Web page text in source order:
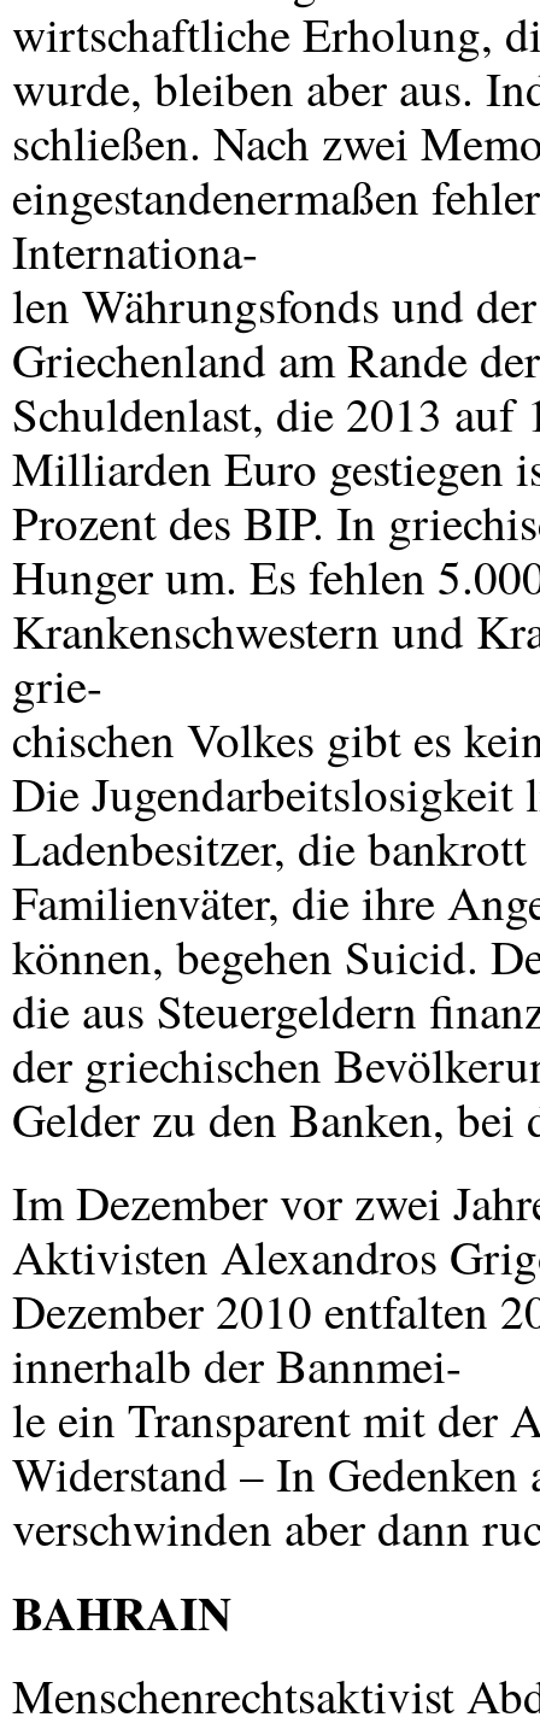
wirtschaftliche Erholung,
wurde, bleiben aber aus.
schließen. Nach zwei
eingestandenermaßen
Internationa-
len Währungsfonds und
Griechenland am Rande
Schuldenlast, die 2013 auf
Milliarden Euro gestiegen
Prozent des BIP. In
Hunger um. Es fehlen
Krankenschwestern und
grie-
chischen Volkes gibt es
Die Jugendarbeitslosigkeit
Ladenbesitzer, die
Familienväter, die ihre
können, begehen Suicid.
die aus Steuergeldern
der griechischen
Gelder zu den Banken, bei
Im Dezember vor zwei
Aktivisten Alexandros
Dezember 2010 entfalten
innerhalb der Bannmei-
le ein Transparent mit der
Widerstand – In
verschwinden aber dann
BAHRAIN
Menschenrechtsaktivist